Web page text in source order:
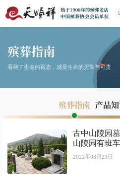
殡葬指南
看到了生命的百态，感受生命的无常与可贵
殡葬指南 产品
古中山陵园
山陵园有班
2022年08月23日